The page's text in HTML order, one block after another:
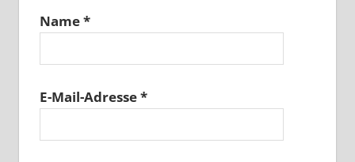
Name*
E-Mail-Adresse*